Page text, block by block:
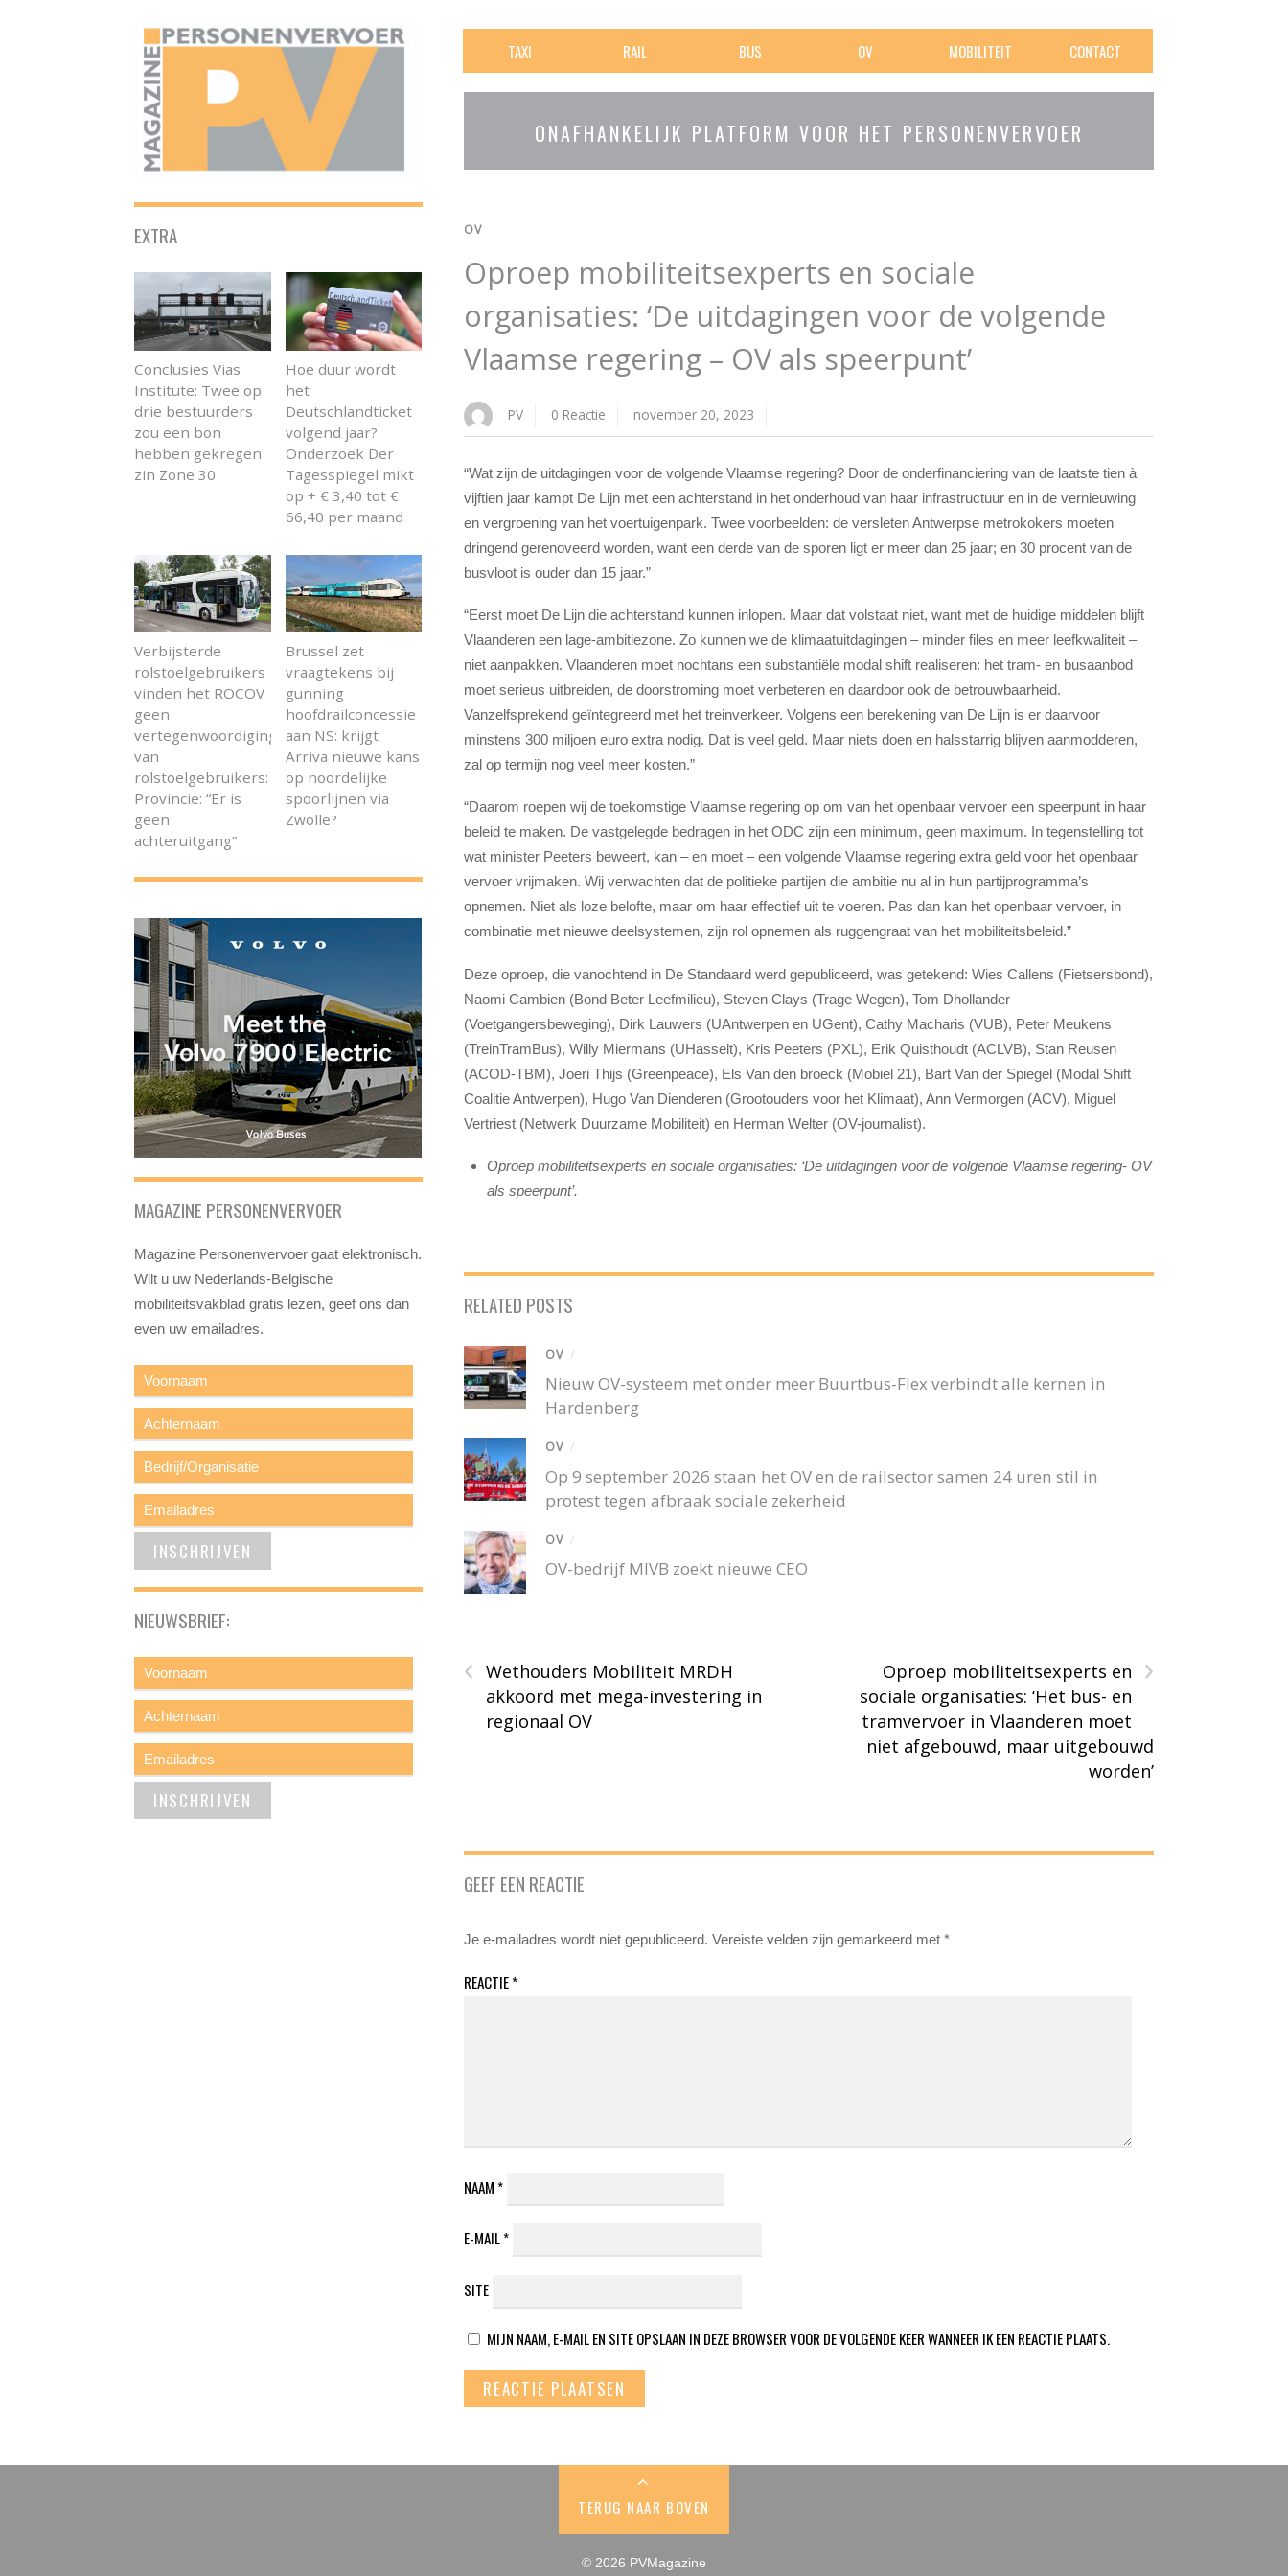
TAXI RAIL BUS OV MOBILITEIT CONTACT
ONAFHANKELIJK PLATFORM VOOR HET PERSONENVERVOER
OV
Oproep mobiliteitsexperts en sociale
organisaties: ‘De uitdagingen voor de volgende
Vlaamse regering – OV als speerpunt’
PV 0 Reactie november 20, 2023
“Wat zijn de uitdagingen voor de volgende Vlaamse regering? Door de onderfinanciering van de laatste tien à
vijftien jaar kampt De Lijn met een achterstand in het onderhoud van haar infrastructuur en in de vernieuwing
en vergroening van het voertuigenpark. Twee voorbeelden: de versleten Antwerpse metrokokers moeten
dringend gerenoveerd worden, want een derde van de sporen ligt er meer dan 25 jaar; en 30 procent van de
busvloot is ouder dan 15 jaar.”
“Eerst moet De Lijn die achterstand kunnen inlopen. Maar dat volstaat niet, want met de huidige middelen blijft
Vlaanderen een lage-ambitiezone. Zo kunnen we de klimaatuitdagingen – minder files en meer leefkwaliteit –
niet aanpakken. Vlaanderen moet nochtans een substantiële modal shift realiseren: het tram- en busaanbod
moet ­serieus uitbreiden, de doorstroming moet verbeteren en daardoor ook de betrouwbaarheid.
Vanzelfsprekend geïntegreerd met het treinverkeer. Volgens een berekening van De Lijn is er daarvoor
minstens 300 miljoen euro extra nodig. Dat is veel geld. Maar niets doen en halsstarrig blijven aanmodderen,
zal op termijn nog veel meer kosten.”
“Daarom roepen wij de toekomstige Vlaamse regering op om van het openbaar vervoer een speerpunt in haar
beleid te maken. De vastgelegde bedragen in het ODC zijn een minimum, geen maximum. In tegenstelling tot
wat minister Peeters beweert, kan – en moet – een volgende Vlaamse regering extra geld voor het openbaar
vervoer vrijmaken. Wij verwachten dat de politieke partijen die ambitie nu al in hun partijprogramma’s
opnemen. Niet als loze ­belofte, maar om haar effectief uit te voeren. Pas dan kan het openbaar vervoer, in
combinatie met nieuwe deelsystemen, zijn rol opnemen als ruggengraat van het mobiliteitsbeleid.”
Deze oproep, die vanochtend in De Standaard werd gepubliceerd, was getekend: Wies Callens (Fietsersbond),
Naomi Cambien (Bond Beter Leefmilieu), Steven Clays (Trage Wegen), Tom Dhollander
(Voetgangersbeweging), Dirk Lauwers (UAntwerpen en UGent), Cathy Macharis (VUB), Peter Meukens
(TreinTramBus), Willy Miermans (UHasselt), Kris Peeters (PXL), Erik Quisthoudt (ACLVB), Stan Reusen
(ACOD-TBM), Joeri Thijs (Greenpeace), Els Van den broeck (Mobiel 21), Bart Van der Spiegel (Modal Shift
Coalitie Antwerpen), Hugo Van Dienderen (Grootouders voor het Klimaat), Ann Vermorgen (ACV), Miguel
Vertriest (Netwerk Duurzame Mobiliteit) en Herman Welter (OV-journalist).
Oproep mobiliteitsexperts en sociale organisaties: ‘De uitdagingen voor de volgende Vlaamse regering- OV
als speerpunt’.
RELATED POSTS
OV /
Nieuw OV-systeem met onder meer Buurtbus-Flex verbindt alle kernen in
Hardenberg
OV /
Op 9 september 2026 staan het OV en de railsector samen 24 uren stil in
protest tegen afbraak sociale zekerheid
OV /
OV-bedrijf MIVB zoekt nieuwe CEO
‹ Wethouders Mobiliteit MRDH
akkoord met mega-investering in
regionaal OV
›
Oproep mobiliteitsexperts en
sociale organisaties: ‘Het bus- en
tramvervoer in Vlaanderen moet
niet afgebouwd, maar uitgebouwd
worden’
GEEF EEN REACTIE
Je e-mailadres wordt niet gepubliceerd. Vereiste velden zijn gemarkeerd met*
REACTIE*
NAAM *
E-MAIL*
SITE
MIJN NAAM, E-MAIL EN SITE OPSLAAN IN DEZE BROWSER VOOR DE VOLGENDE KEER WANNEER IK EEN REACTIE PLAATS.
EXTRA
Conclusies Vias
Institute: Twee op
drie bestuurders
zou een bon
hebben gekregen
zin Zone 30
Hoe duur wordt
het
Deutschlandticket
volgend jaar?
Onderzoek Der
Tagesspiegel mikt
op + € 3,40 tot €
66,40 per maand
Verbijsterde
rolstoelgebruikers
vinden het ROCOV
geen
vertegenwoordiging
van
rolstoelgebruikers:
Provincie: “Er is
geen
achteruitgang”
Brussel zet
vraagtekens bij
gunning
hoofdrailconcessie
aan NS: krijgt
Arriva nieuwe kans
op noordelijke
spoorlijnen via
Zwolle?
MAGAZINE PERSONENVERVOER
Magazine Personenvervoer gaat elektronisch.
Wilt u uw Nederlands-Belgische
mobiliteitsvakblad gratis lezen, geef ons dan
even uw emailadres.
NIEUWSBRIEF:
TERUG NAAR BOVEN
© 2026 PVMagazine